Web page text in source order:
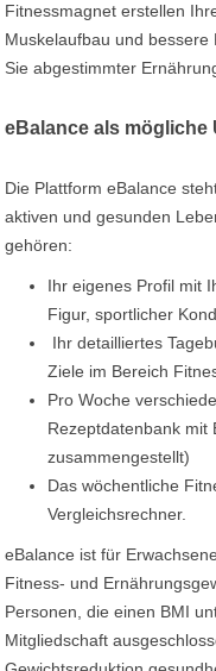
Fitnessmagnet erstellen
Muskelaufbau und
Sie abgestimmter
eBalance als mögliche
Die Plattform eBalance
aktiven und gesunden
gehören:
Ihr eigenes Profil mit
Figur, sportlicher
Ihr detailliertes
Ziele im Bereich
Pro Woche
Rezeptdatenbank mit
zusammengestellt)
Das wöchentliche
Vergleichsrechner.
eBalance ist für
Fitness- und
Personen, die einen BMI
Mitgliedschaft